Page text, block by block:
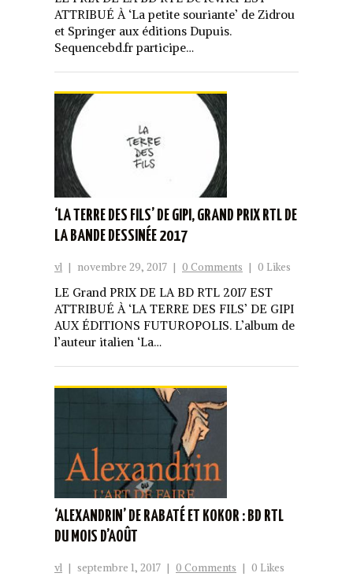
ATTRIBUÉ À ‘La petite souriante’ de Zidrou
et Springer aux éditions Dupuis.
Sequencebd.fr participe…
‘LA TERRE DES FILS’ DE GIPI, GRAND PRIX RTL DE
LA BANDE DESSINÉE 2017
vl | novembre 29, 2017 | 0 Comments | 0 Likes
LE Grand PRIX DE LA BD RTL 2017 EST
ATTRIBUÉ À ‘LA TERRE DES FILS’ DE GIPI
AUX ÉDITIONS FUTUROPOLIS. L’album de
l’auteur italien ‘La…
‘ALEXANDRIN’ DE RABATÉ ET KOKOR : BD RTL
DU MOIS D’AOÛT
vl | septembre 1, 2017 | 0 Comments | 0 Likes